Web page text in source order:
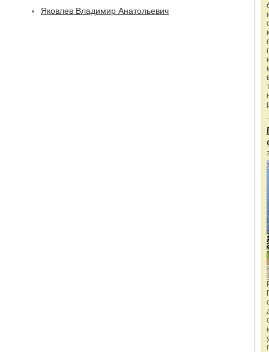
Яковлев Владимир Анатольевич